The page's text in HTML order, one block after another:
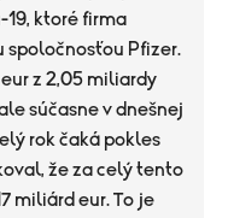
ktoré firma
spoločnosťou Pfizer.
z 2,05 miliardy
súčasne v dnešnej
rok čaká pokles
že za celý tento
miliárd eur. To je